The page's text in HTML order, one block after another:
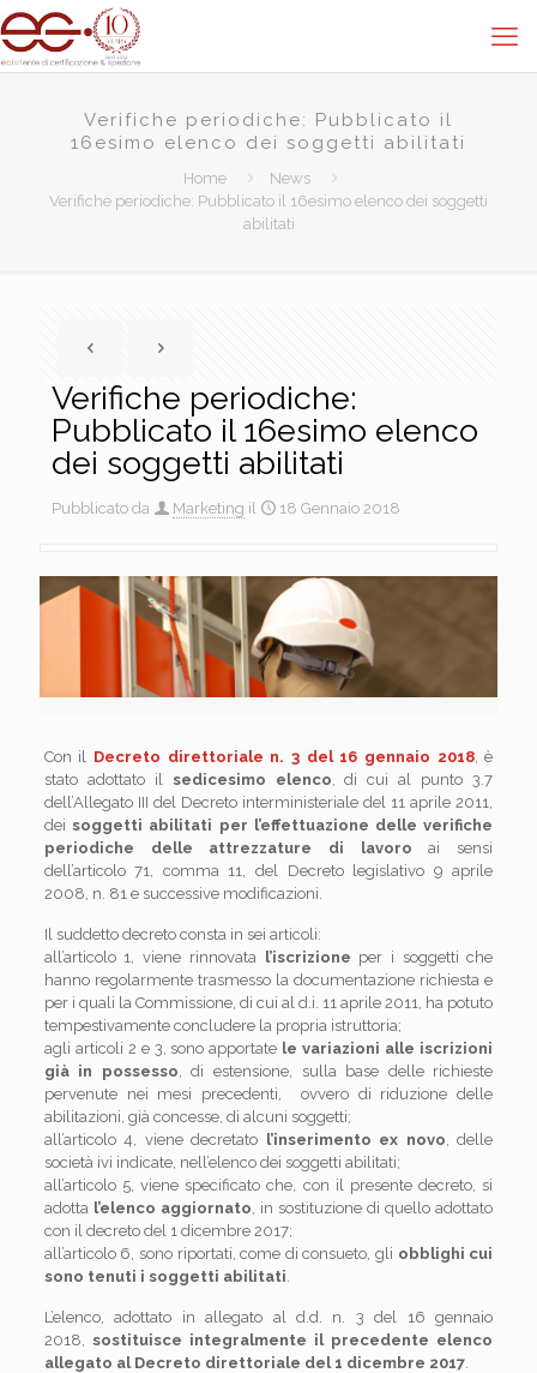
Verifiche periodiche: Pubblicato il
16esimo elenco dei soggetti abilitati
Home
News
Verifiche periodiche: Pubblicato il 16esimo elenco dei soggetti
abilitati
Verifiche periodiche:
Pubblicato il 16esimo elenco
dei soggetti abilitati
Pubblicato da Marketing il 18 Gennaio 2018
Con il Decreto direttoriale n. 3 del 16 gennaio 2018, è
stato adottato il sedicesimo elenco, di cui al punto 3.7
dell’Allegato III del Decreto interministeriale del 11 aprile 2011,
deisoggetti abilitati per l’effettuazione delle verifiche
periodiche delle attrezzature di lavoroai sensi
dell’articolo 71, comma 11, del Decreto legislativo 9 aprile
2008, n. 81 e successive modificazioni.
Il suddetto decreto consta in sei articoli:
all’articolo 1, viene rinnovata l’iscrizione per i soggetti che
hanno regolarmente trasmesso la documentazione richiesta e
per i quali la Commissione, di cui al d.i. 11 aprile 2011, ha potuto
tempestivamente concludere la propria istruttoria;
agli articoli 2 e 3, sono apportate le variazioni alle iscrizioni
già in possesso, di estensione, sulla base delle richieste
pervenute nei mesi precedenti, ovvero di riduzione delle
abilitazioni, già concesse, di alcuni soggetti;
all’articolo 4, viene decretato l’inserimento ex novo, delle
società ivi indicate, nell’elenco dei soggetti abilitati;
all’articolo 5, viene specificato che, con il presente decreto, si
adottal’elenco aggiornato, in sostituzione di quello adottato
con il decreto del 1 dicembre 2017;
all’articolo 6, sono riportati, come di consueto, gli obblighi cui
sono tenuti i soggetti abilitati.
L’elenco, adottato in allegato al d.d. n. 3 del 16 gennaio
2018, sostituisce integralmente il precedente elenco
allegato al Decreto direttoriale del 1 dicembre 2017.